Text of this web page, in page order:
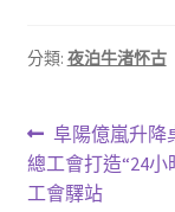
分類: 夜泊牛渚怀古
文
章
上
一
篇
阜陽億嵐升降
總工會打造“24小
工會驛站